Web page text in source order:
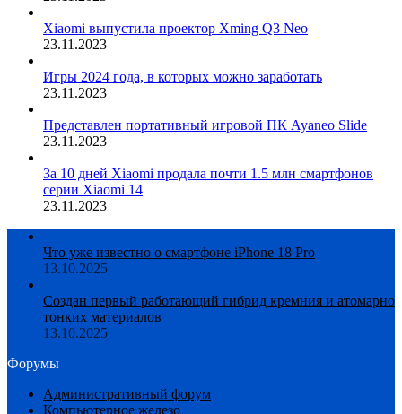
Xiaomi выпустила проектор Xming Q3 Neo
23.11.2023
Игры 2024 года, в которых можно заработать
23.11.2023
Представлен портативный игровой ПК Ayaneo Slide
23.11.2023
За 10 дней Xiaomi продала почти 1.5 млн смартфонов
серии Xiaomi 14
23.11.2023
Что уже известно о смартфоне iPhone 18 Pro
13.10.2025
Создан первый работающий гибрид кремния и атомарно
тонких материалов
13.10.2025
Форумы
Административный форум
Компьютерное железо